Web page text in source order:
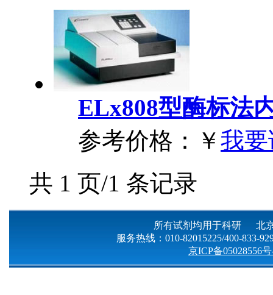
ELx808型酶标法
参考价格：
￥我
共 1 页/1 条记录
所有试剂均用于科研 北
服务热线：010-82015225/400-833-
京ICP备05028556